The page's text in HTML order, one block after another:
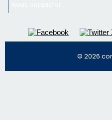
Nous contacter